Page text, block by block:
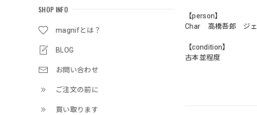
SHOP INFO
magnifとは？
BLOG
お問い合わせ
ご注文の前に
買い取ります
【person】
Char 高橋吾郎 ジ
【condition】
古本並程度